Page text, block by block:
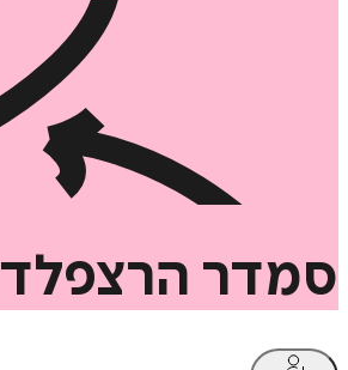
סמדר הרצפלד